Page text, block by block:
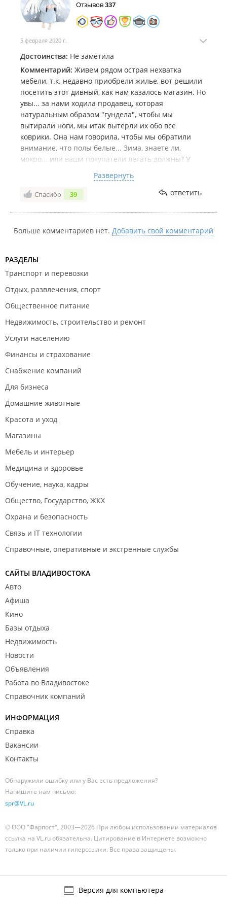
Отзывов337
5 февраля 2020 г.
Достоинства: Не заметила
Комментарий: Живем рядом острая нехватка
мебели, т.к. недавно приобрели жилье, вот решили
посетить этот дивный, как нам казалось магазин. Но
увы... за нами ходила продавец, которая
натуральным образом "гундела", чтобы мы
вытирали ноги, мы итак вытерли их обо все
коврики. Она нам говорила, чтобы мы обратили
внимание, что полы белые... Зима, знаете ли,
мокро... или ваши покупатели летать должны? У
подтираем, нет никакой проблемы! Это было
унизительно и крайне неприятно. Также
ответили, что нам нужно посмотреть всё и она
скорчила гримасу, отвечала через губу, неохотно.
Хотя некоторые товары этих же производителей
В общем "сделала" наш поход своим сервисом.
Развернуть
Спасибо 39 ответить
Больше комментариев нет. Добавить свой комментарий
РАЗДЕЛЫ
Транспорт и перевозки
Отдых, развлечения, спорт
Общественное питание
Недвижимость, строительство и ремонт
Услуги населению
Финансы и страхование
Снабжение компаний
Для бизнеса
Домашние животные
Красота и уход
Магазины
Мебель и интерьер
Медицина и здоровье
Обучение, наука, кадры
Общество, Государство, ЖКХ
Охрана и безопасность
Связь и IT технологии
Справочные, оперативные и экстренные службы
САЙТЫ ВЛАДИВОСТОКА
Авто
Афиша
Кино
Базы отдыха
Недвижимость
Новости
Объявления
Работа во Владивостоке
Справочник компаний
ИНФОРМАЦИЯ
Справка
Вакансии
Контакты
Обнаружили ошибку или у Вас есть предложения?
Напишите нам письмо:
spr@VL.ru
© ООО "Фарпост", 2003—2026 При любом использовании материалов
ссылка на VL.ru обязательна. Цитирование в Интернете возможно
только при наличии гиперссылки. Все права защищены.
Версия для компьютера